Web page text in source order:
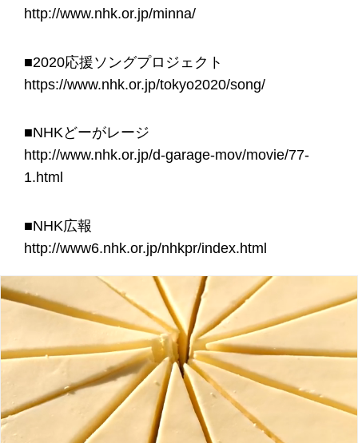
http://www.nhk.or.jp/minna/
■2020応援ソングプロジェクト
https://www.nhk.or.jp/tokyo2020/song/
■NHKどーがレージ
http://www.nhk.or.jp/d-garage-mov/movie/77-
1.html
■NHK広報
http://www6.nhk.or.jp/nhkpr/index.html